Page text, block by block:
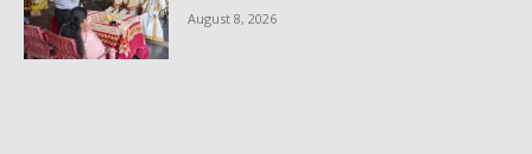
August 8, 2026